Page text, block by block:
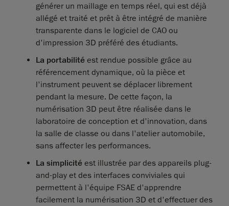
générer un maillage en temps réel, qui est déjà
allégé et traité et prêt à être intégré de manière
transparente dans le logiciel de CAO ou
d'impression 3D préféré des étudiants.
La portabilité est rendue possible grâce au
référencement dynamique, où la pièce et
l'instrument peuvent se déplacer librement
pendant la mesure. De cette façon, la
numérisation 3D peut être réalisée dans le
laboratoire de conception et d'innovation, dans
la salle de classe ou dans l'atelier automobile,
sans affecter les performances.
La simplicité est illustrée par des appareils plug-
and-play et des interfaces conviviales qui
permettent à l'équipe FSAE d'apprendre
facilement la numérisation 3D et d'effectuer des